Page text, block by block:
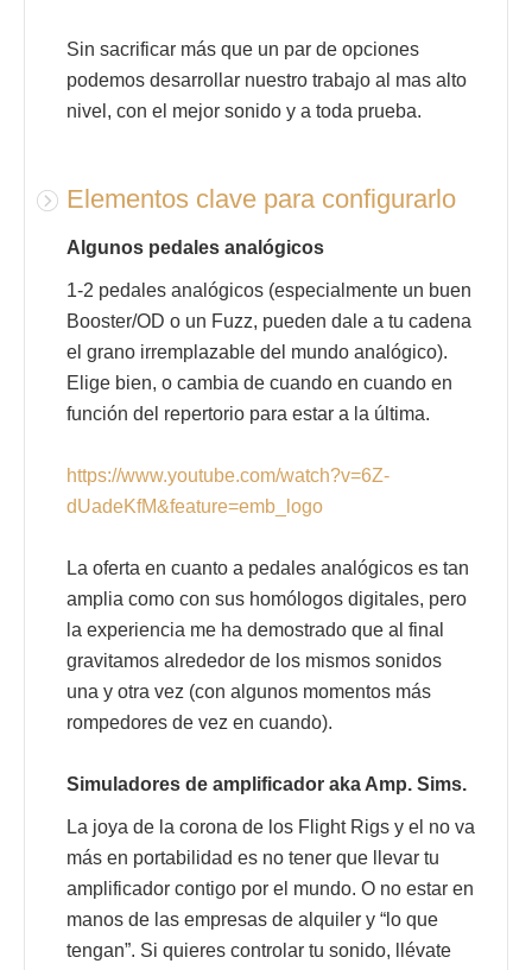
Sin sacrificar más que un par de opciones
podemos desarrollar nuestro trabajo al mas alto
nivel, con el mejor sonido y a toda prueba.
Elementos clave para configurarlo
Algunos pedales analógicos
1-2 pedales analógicos (especialmente un buen
Booster/OD o un Fuzz, pueden dale a tu cadena
el grano irremplazable del mundo analógico).
Elige bien, o cambia de cuando en cuando en
función del repertorio para estar a la última.
https://www.youtube.com/watch?v=6Z-
dUadeKfM&feature=emb_logo
La oferta en cuanto a pedales analógicos es tan
amplia como con sus homólogos digitales, pero
la experiencia me ha demostrado que al final
gravitamos alrededor de los mismos sonidos
una y otra vez (con algunos momentos más
rompedores de vez en cuando).
Simuladores de amplificador aka Amp. Sims.
La joya de la corona de los Flight Rigs y el no va
más en portabilidad es no tener que llevar tu
amplificador contigo por el mundo. O no estar en
manos de las empresas de alquiler y “lo que
tengan”. Si quieres controlar tu sonido, llévate